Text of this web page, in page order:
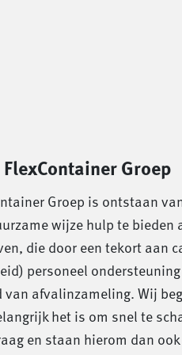
Groep
Groep is ontstaan
wijze hulp te bieden
die door een tekort aan
personeel
van afvalinzameling. Wij
het is om snel te
en staan hierom dan